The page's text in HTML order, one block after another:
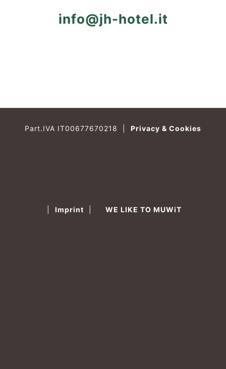
info@jh-hotel.it
Part.IVA IT00677670218 Privacy & Cookies
Imprint WE LIKE TO MUWiT